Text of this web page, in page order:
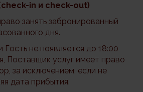
in и check-out)
занять забронированный
дня.
не появляется до 18:00
Поставщик услуг имеет право
за исключением, если не
дата прибытия.